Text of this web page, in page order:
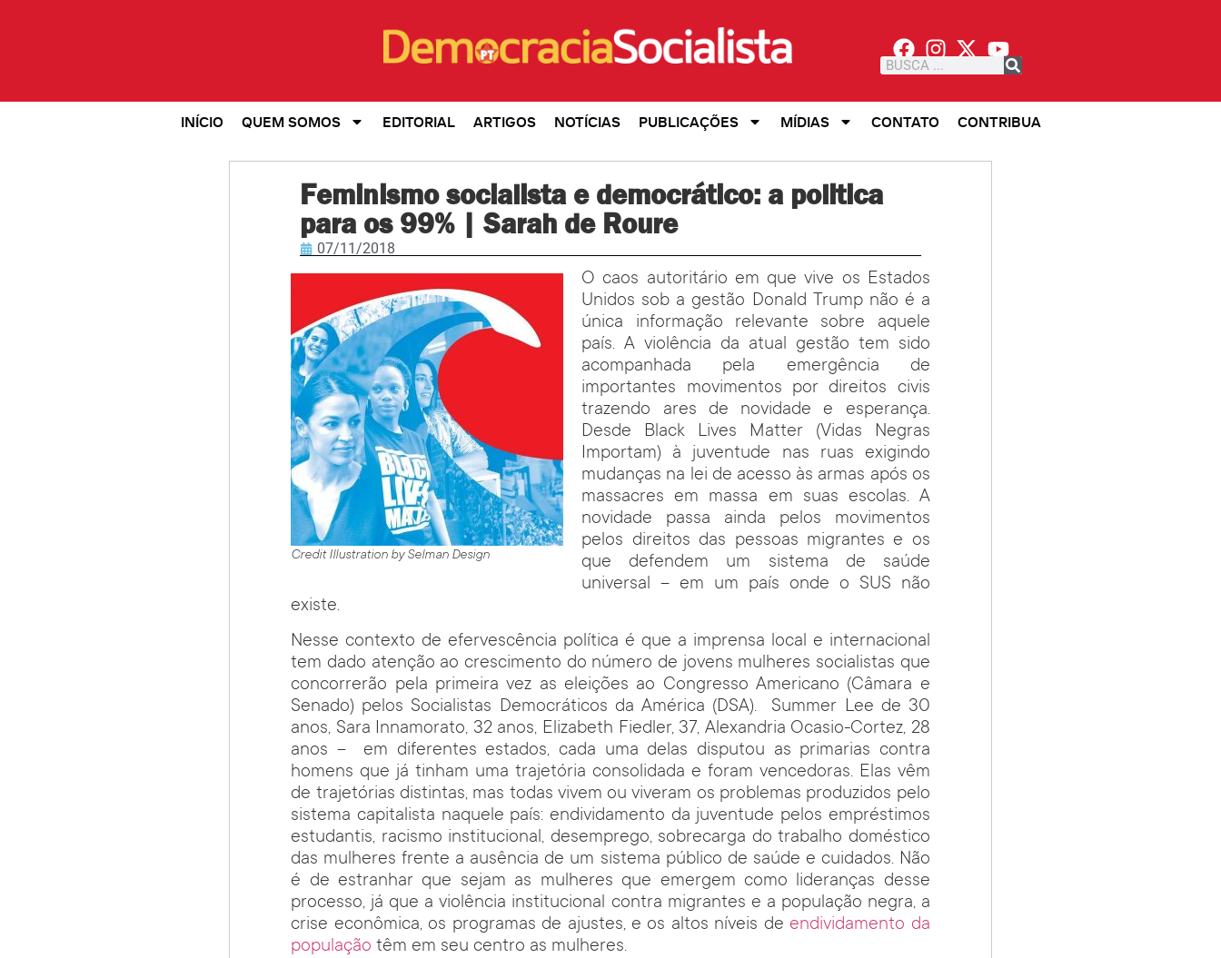
INÍCIO QUEM SOMOS EDITORIAL ARTIGOS NOTÍCIAS PUBLICAÇÕES MÍDIAS CONTATO CONTRIBUA
Feminismo socialista e democrático: a politica
para os 99% | Sarah de Roure
07/11/2018
Credit Illustration by Selman Design
O caos autoritário em que vive os Estados
Unidos sob a gestão Donald Trump não é a
única informação relevante sobre aquele
país. A violência da atual gestão tem sido
acompanhada pela emergência de
importantes movimentos por direitos civis
trazendo ares de novidade e esperança.
Desde Black Lives Matter (Vidas Negras
Importam) à juventude nas ruas exigindo
mudanças na lei de acesso às armas após os
massacres em massa em suas escolas. A
novidade passa ainda pelos movimentos
pelos direitos das pessoas migrantes e os
que defendem um sistema de saúde
universal – em um país onde o SUS não
existe.
Nesse contexto de efervescência política é que a imprensa local e internacional
tem dado atenção ao crescimento do número de jovens mulheres socialistas que
concorrerão pela primeira vez as eleições ao Congresso Americano (Câmara e
Senado) pelos Socialistas Democráticos da América (DSA). Summer Lee de 30
anos, Sara Innamorato, 32 anos, Elizabeth Fiedler, 37, Alexandria Ocasio-Cortez, 28
anos – em diferentes estados, cada uma delas disputou as primarias contra
homens que já tinham uma trajetória consolidada e foram vencedoras. Elas vêm
de trajetórias distintas, mas todas vivem ou viveram os problemas produzidos pelo
sistema capitalista naquele país: endividamento da juventude pelos empréstimos
estudantis, racismo institucional, desemprego, sobrecarga do trabalho doméstico
das mulheres frente a ausência de um sistema público de saúde e cuidados. Não
é de estranhar que sejam as mulheres que emergem como lideranças desse
processo, já que a violência institucional contra migrantes e a população negra, a
crise econômica, os programas de ajustes, e os altos níveis de endividamento da
população têm em seu centro as mulheres.